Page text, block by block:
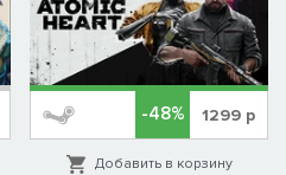
-48% 1299 р
Добавить в корзину